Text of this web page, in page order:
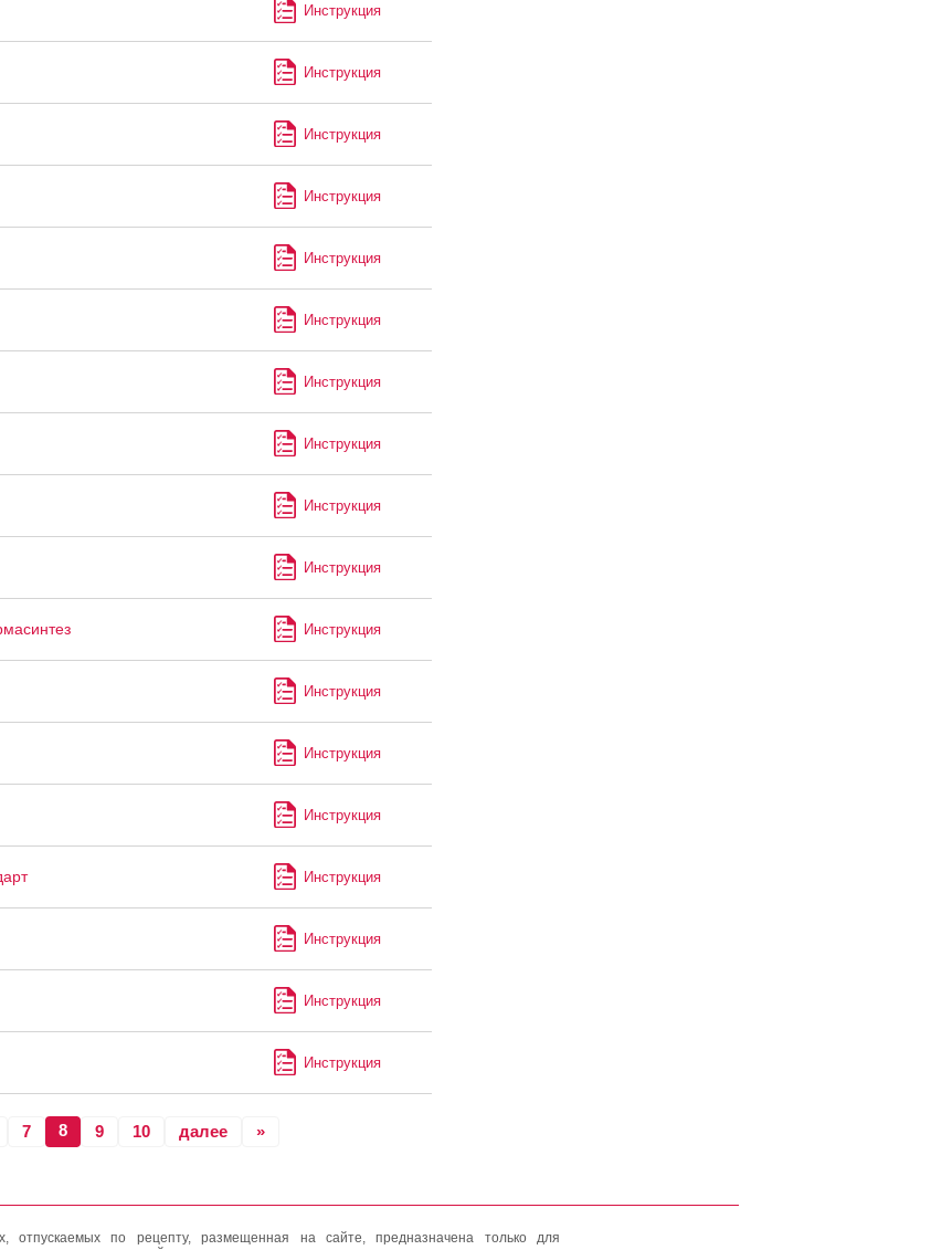
Инструкция
Инструкция
Инструкция
Инструкция
Инструкция
Инструкция
Инструкция
Инструкция
Инструкция
Инструкция
Инструкция
Инструкция
Инструкция
Инструкция
Инструкция
Инструкция
Инструкция
Инструкция
7 8 9 10 далее »
отпускаемых по рецепту, размещенная на сайте, предназначена только для